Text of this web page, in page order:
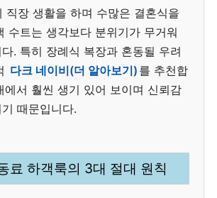
직장 생활을 하며 수많은 결혼식을
수트는 생각보다 분위기가 무거워
. 특히 장례식 복장과 혼동될 우려
다크 네이비(더 알아보기) 를 추천합
에서 훨씬 생기 있어 보이며 신뢰감
때문입니다.
료 하객룩의 3대 절대 원칙